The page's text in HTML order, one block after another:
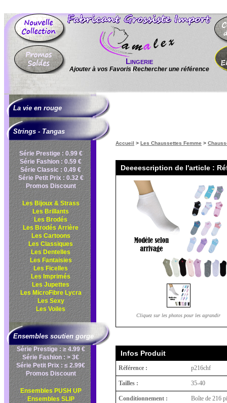
Lingerie
Ajouter à vos Favoris Rechercher une référence
La vie en rouge
Strings - Tangas
Série Prestige : 0.99 €
Série Fashion : 0.59 €
Série Classic : 0.49 €
Série Petit Prix : 0.32 €
Promos Discount
Les Bijoux & Strass
Les Brillants
Les Brodés
Les Brodés Arrière
Les Cartoons
Les Classiques
Les Dentelles
Les Fantaisies
Les Ficelles
Les Imprimés
Les Jupettes
Les MicroFibre Lycra
Les Sexy
Les Voiles
Ensembles soutien gorge
Série Prestige : ≥ 4.99 €
Série Fashion : > 3€
Série Petit Prix : ≤ 2.99€
Promos Discount
Ensembles PUSH UP
Ensembles SLIP
Accueil > Les Chaussettes Femme >
Deeeescription de l'article :
Cliquez sur les photos pour les agrandir
Infos Produit
Référence : p216chf
Tailles : 35-40
Conditionnement : Boîte de 216